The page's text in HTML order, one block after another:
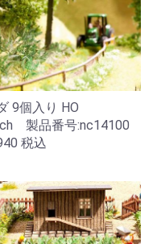
9個入り HO
製品番号:nc14100
税込